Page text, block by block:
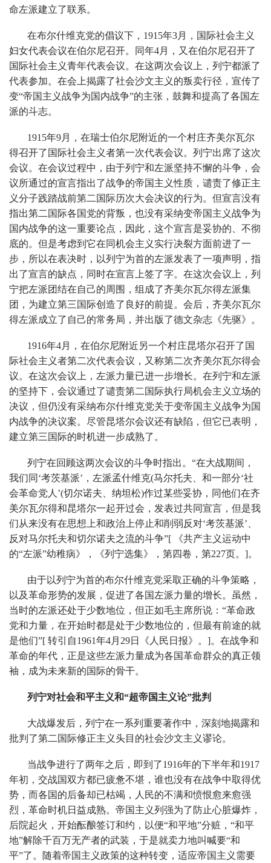
命左派建立了联系。
在布尔什维克党的倡议下，1915年3月，国际社会主义
妇女代表会议在伯尔尼召开。同年4月，又在伯尔尼召开了
国际社会主义青年代表会议。在这两次会议上，列宁都派了
代表参加。在会上揭露了社会沙文主义的叛卖行径，宣传了
变“帝国主义战争为国内战争”的主张，鼓舞和提高了各国左
派的斗志。
1915年9月，在瑞士伯尔尼附近的一个村庄齐美尔瓦尔
得召开了国际社会主义者第一次代表会议。列宁出席了这次
会议。在会议过程中，由于列宁和左派坚持不懈的斗争，会
议所通过的宣言指出了战争的帝国主义性质，谴责了修正主
义分子践踏战前第二国际历次大会决议的行为。但宣言没有
指出第二国际各国党的背叛，也没有采纳变帝国主义战争为
国内战争的这一重要论点，因此，这个宣言是妥协的、不彻
底的。但是考虑到它在同机会主义实行决裂方面前进了一
步，所以在表决时，以列宁为首的左派发表了一项声明，指
出了宣言的缺点，同时在宣言上签了字。在这次会议上，列
宁把左派团结在自己的周围，组成了齐美尔瓦尔得左派集
团，为建立第三国际创造了良好的前提。会后，齐美尔瓦尔
得左派成立了自己的常务局，并出版了德文杂志《先驱》。
1916年4月，在伯尔尼附近另一个村庄昆塔尔召开了国
际社会主义者第二次代表会议，又称第二次齐美尔瓦尔得会
议。在这次会议上，左派力量已进一步增长。在列宁和左派
的坚持下，会议通过了谴责第二国际执行局机会主义立场的
决议，但仍没有采纳布尔什维克党关于变帝国主义战争为国
内战争的决议案。尽管昆塔尔会议还有缺陷，但它已表明，
建立第三国际的时机进一步成熟了。
列宁在回顾这两次会议的斗争时指出。“在大战期间，
我们同‘考茨基派’，左派孟什维克(马尔托夫、和一部分‘社
会革命党人’(切尔诺夫、纳坦松)作过某些妥协，同他们在齐
美尔瓦尔得和昆塔尔一起开过会，发表过共同宣言，但是我
们从来没有在思想上和政治上停止和削弱反对‘考茨基派’、
反对马尔托夫和切尔诺夫之流的斗争”[ 《共产主义运动中
的“左派”幼稚病》，《列宁选集》，第四卷，第227页。]。
由于以列宁为首的布尔什维克党采取正确的斗争策略，
以及革命形势的发展，促进了各国左派力量的增长。虽然，
当时的左派还处于少数地位，但正如毛主席所说：“革命政
党和力量，在开始时都是处于少数地位的，但最有前途的就
是他们”[ 转引自1961年4月29日《人民日报》。]。在战争和
革命的年代，正是这些左派力量成为各国革命群众的真正领
袖，成为未来新的国际的骨干。
列宁对社会和平主义和“超帝国主义论”批判
大战爆发后，列宁在一系列重要著作中，深刻地揭露和
批判了第二国际修正主义头目的社会沙文主义谬论。
当战争进行了两年之后，即到了1916年的下半年和1917
年初，交战国双方都已疲惫不堪，谁也没有在战争中取得优
势，而各国的后备却已枯竭，人民的不满和愤恨愈来愈强
烈，革命时机日益成熟。帝国主义列强为了防止心脏爆炸，
后院起火，开始酝酿签订和约，以便“和平地”分赃，“和平
地”解除千百万无产者的武装，于是就卖力地叫喊要“和
平”了。随着帝国主义政策的这种转变，适应帝国主义需要